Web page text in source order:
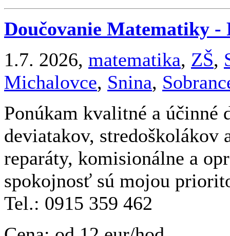
Doučovanie Matematiky -
1.7. 2026, matematika, ZŠ,
Michalovce, Snina,
Ponúkam kvalitné a účinné
deviatakov, stredoškolákov
reparáty, komisionálne a
spokojnosť sú mojou
Tel.: 0915 359 462